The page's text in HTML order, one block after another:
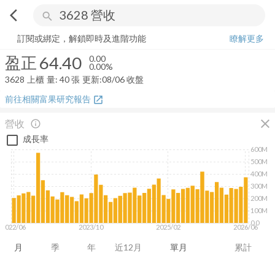
arrow_back_ios search
盈正 64.400.00%
訂閱或綁定，解鎖即時及進階功能
瞭解更多
盈正 64.40 0.00
0.00%
3628
上櫃 量: 40張 更新:08/06 收盤
前往相關富果研究報告 open_in_new
營收 close
info_outline
月 季 年 近12月 單月 累計
成長率
2022/06 2023/10 2025/02 2026/06
0.0
100M
200M
300M
400M
500M
600M